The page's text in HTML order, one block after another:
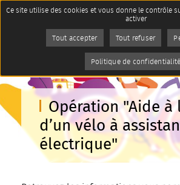
Accueil
Se déplacer
vélo à assistance électrique"
Imprimer
Opération "Aide à
d’un vélo à
électrique"
Panneau de gestion des cookies
Ce site utilise des cookies et vous donne le contrôle
activer
Tout accepter Tout refuser
Politique de confidentialité